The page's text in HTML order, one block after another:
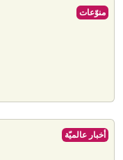
منوّعات
أخبار عالميّة